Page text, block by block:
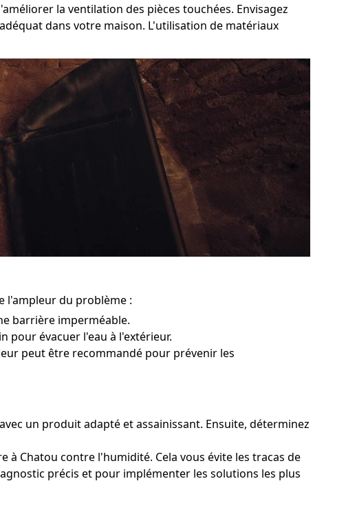
la ventilation des pièces touchées. Envisagez
dans votre maison. L'utilisation de matériaux
l'ampleur du problème :
barrière imperméable.
pour évacuer l'eau à l'extérieur.
peut être recommandé pour prévenir les
un produit adapté et assainissant. Ensuite, déterminez
Chatou contre l'humidité. Cela vous évite les tracas de
précis et pour implémenter les solutions les plus